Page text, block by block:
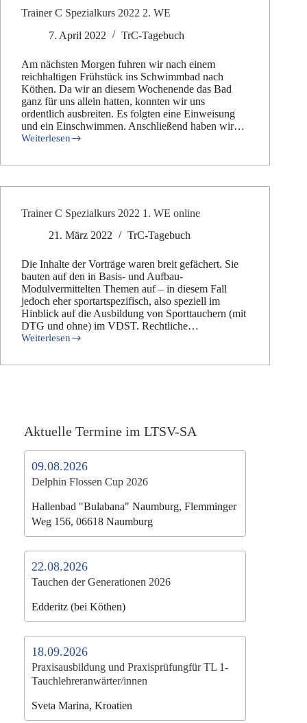
Trainer C Spezialkurs 2022 2. WE
7. April 2022
TrC-Tagebuch
Am nächsten Morgen fuhren wir nach einem
reichhaltigen Frühstück ins Schwimmbad nach
Köthen. Da wir an diesem Wochenende das Bad
ganz für uns allein hatten, konnten wir uns
ordentlich ausbreiten. Es folgten eine Einweisung
und ein Einschwimmen. Anschließend haben wir…
Weiterlesen
Trainer
Spezialkurs
2.
Trainer C Spezialkurs 2022 1. WE online
21. März 2022
TrC-Tagebuch
Die Inhalte der Vorträge waren breit gefächert. Sie
bauten auf den in Basis- und Aufbau-
Modulvermittelten Themen auf – in diesem Fall
jedoch eher sportartspezifisch, also speziell im
Hinblick auf die Ausbildung von Sporttauchern (mit
DTG und ohne) im VDST. Rechtliche…
Weiterlesen
Trainer
Spezialkurs
Aktuelle Termine im LTSV-SA
09.08.2026
Delphin Flossen Cup 2026
Hallenbad "Bulabana" Naumburg, Flemminger
Weg 156, 06618 Naumburg
22.08.2026
Tauchen der Generationen 2026
Edderitz (bei Köthen)
18.09.2026
Praxisausbildung und Praxisprüfungfür TL 1-
Tauchlehreranwärter/innen
Sveta Marina, Kroatien